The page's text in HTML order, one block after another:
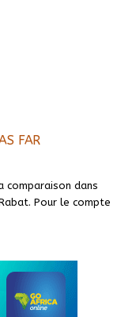
FAR
comparaison dans
Pour le compte